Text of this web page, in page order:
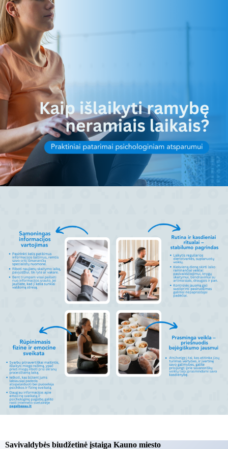
Savivaldybės biudžetinė įstaiga Kauno miesto